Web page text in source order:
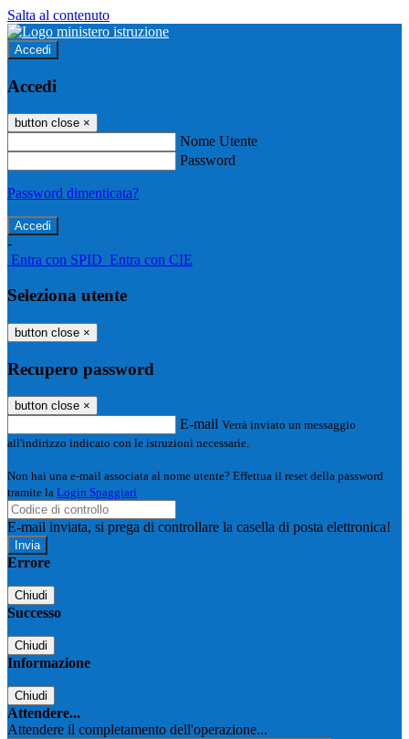
Salta al contenuto
Accedi
Accedi
button close ×
Nome Utente
Password
Password dimenticata?
-
Entra con SPID Entra con CIE
Seleziona utente
button close ×
Recupero password
button close ×
E-mail Verrà inviato un messaggio
all'indirizzo indicato con le istruzioni necessarie.
Non hai una e-mail associata al nome utente? Effettua il reset della password
tramite la Login Spaggiari
E-mail inviata, si prega di controllare la casella di posta elettronica!
Errore
Chiudi
Successo
Chiudi
Informazione
Chiudi
Attendere...
Attendere il completamento dell'operazione...